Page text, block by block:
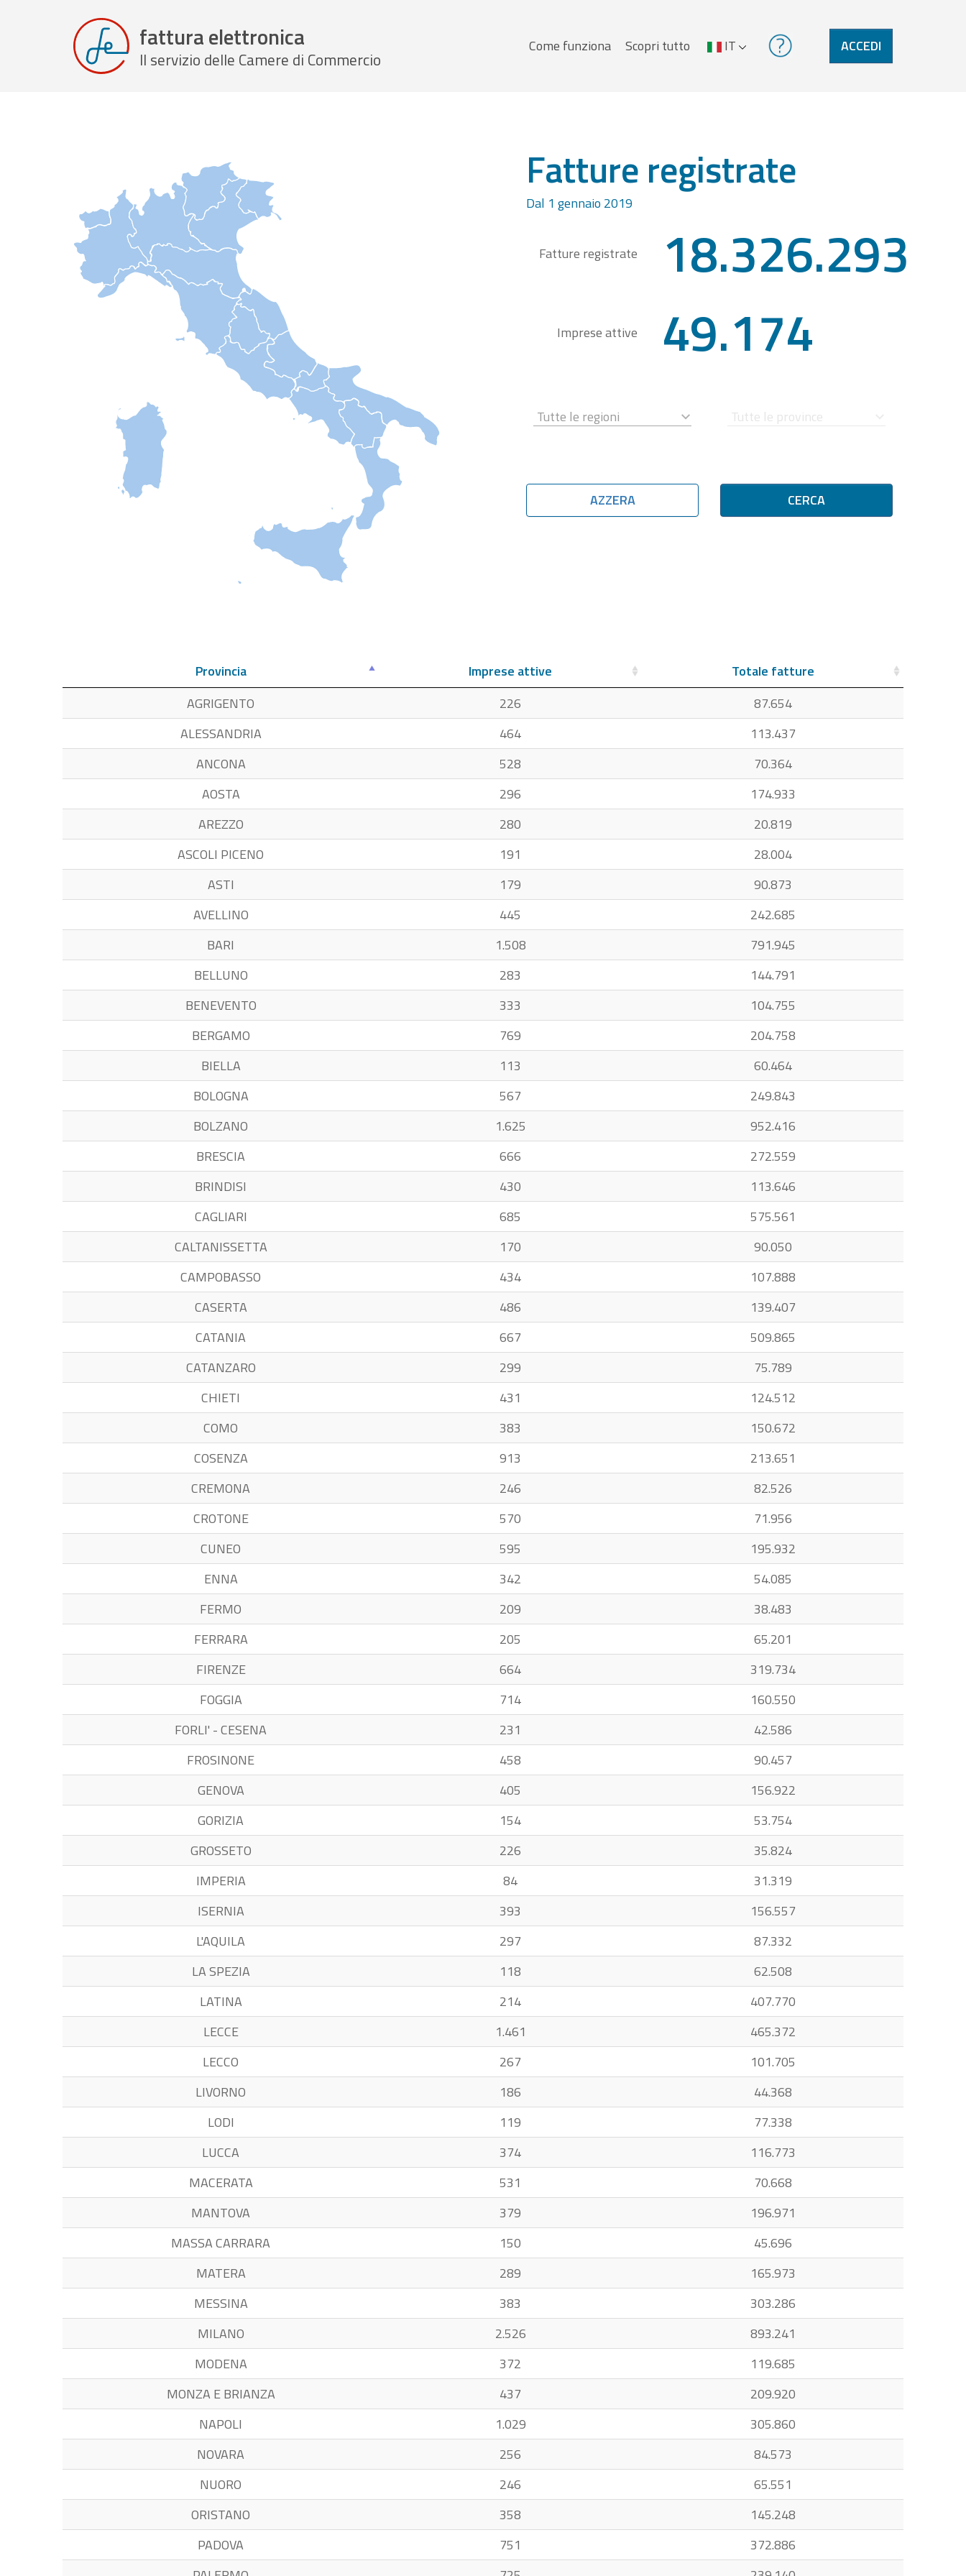
fattura elettronica
Il servizio delle Camere di Commercio Menu
Come funziona Scopri tutto IT ACCEDI
Fatture registrate
Dal 1 gennaio 2019
Fatture registrate 18.326.293
Imprese attive 49.174
AZZERA CERCA
Provincia Imprese attive
Totale fatture
AGRIGENTO
226
87.654
ALESSANDRIA
464
113.437
ANCONA
528
70.364
AOSTA
296
174.933
AREZZO
280
20.819
ASCOLI PICENO
191
28.004
ASTI
179
90.873
AVELLINO
445
242.685
BARI
1.508
791.945
BELLUNO
283
144.791
BENEVENTO
333
104.755
BERGAMO
769
204.758
BIELLA
113
60.464
BOLOGNA
567
249.843
BOLZANO
1.625
952.416
BRESCIA
666
272.559
BRINDISI
430
113.646
CAGLIARI
685
575.561
CALTANISSETTA
170
90.050
CAMPOBASSO
434
107.888
CASERTA
486
139.407
CATANIA
667
509.865
CATANZARO
299
75.789
CHIETI
431
124.512
COMO
383
150.672
COSENZA
913
213.651
CREMONA
246
82.526
CROTONE
570
71.956
CUNEO
595
195.932
ENNA
342
54.085
FERMO
209
38.483
FERRARA
205
65.201
FIRENZE
664
319.734
FOGGIA
714
160.550
FORLI' - CESENA
231
42.586
FROSINONE
458
90.457
GENOVA
405
156.922
GORIZIA
154
53.754
GROSSETO
226
35.824
IMPERIA
84
31.319
ISERNIA
393
156.557
L'AQUILA
297
87.332
LA SPEZIA
118
62.508
LATINA
214
407.770
LECCE
1.461
465.372
LECCO
267
101.705
LIVORNO
186
44.368
LODI
119
77.338
LUCCA
374
116.773
MACERATA
531
70.668
MANTOVA
379
196.971
MASSA CARRARA
150
45.696
MATERA
289
165.973
MESSINA
383
303.286
MILANO
2.526
893.241
MODENA
372
119.685
MONZA E BRIANZA
437
209.920
NAPOLI
1.029
305.860
NOVARA
256
84.573
NUORO
246
65.551
ORISTANO
358
145.248
PADOVA
751
372.886